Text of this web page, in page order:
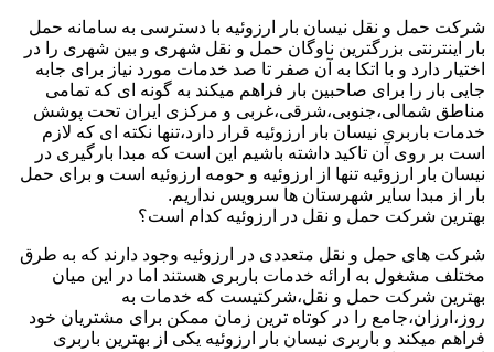
شرکت حمل و نقل نیسان بار ارزوئیه با دسترسی به سامانه حمل
بار اینترنتی بزرگترین ناوگان حمل و نقل شهری و بین شهری را در
اختیار دارد و با اتکا به آن صفر تا صد خدمات مورد نیاز برای جابه
جایی بار را برای صاحبین بار فراهم میکند به گونه ای که تمامی
مناطق شمالی،جنوبی،شرقی،غربی و مرکزی ایران تحت پوشش
خدمات باربری نیسان بار ارزوئیه قرار دارد،تنها نکته ای که لازم
است بر روی آن تاکید داشته باشیم این است که مبدا بارگیری در
نیسان بار ارزوئیه تنها از ارزوئیه و حومه ارزوئیه است و برای حمل
بار از مبدا سایر شهرستان ها سرویس نداریم.
بهترین شرکت حمل و نقل در ارزوئیه کدام است؟
شرکت های حمل و نقل متعددی در ارزوئیه وجود دارند که به طرق
مختلف مشغول به ارائه خدمات باربری هستند اما در این میان
بهترین شرکت حمل و نقل،شرکتیست که خدمات به
روز،ارزان،جامع را در کوتاه ترین زمان ممکن برای مشتریان خود
فراهم میکند و باربری نیسان بار ارزوئیه یکی از بهترین باربری